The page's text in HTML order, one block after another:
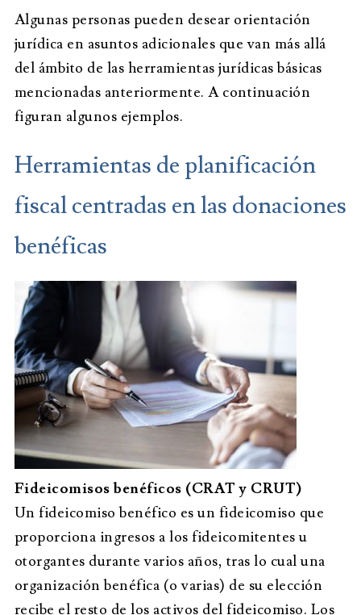
Algunas personas pueden desear orientación
jurídica en asuntos adicionales que van más allá
del ámbito de las herramientas jurídicas básicas
mencionadas anteriormente. A continuación
figuran algunos ejemplos.
Herramientas de planificación
fiscal centradas en las donaciones
benéficas
Fideicomisos benéficos (CRAT y CRUT)
Un fideicomiso benéfico es un fideicomiso que
proporciona ingresos a los fideicomitentes u
otorgantes durante varios años, tras lo cual una
organización benéfica (o varias) de su elección
recibe el resto de los activos del fideicomiso. Los